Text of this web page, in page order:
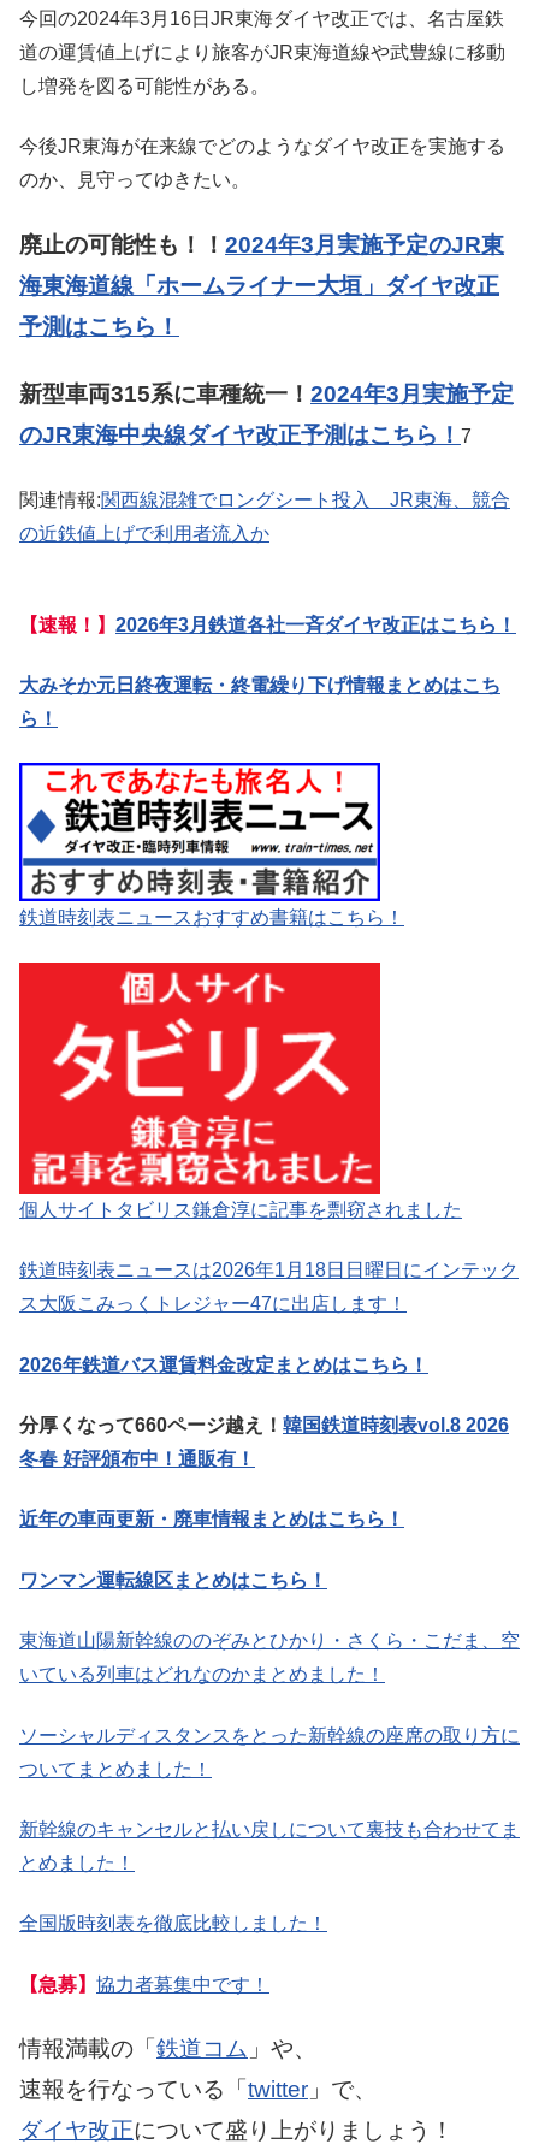
今回の2024年3月16日JR東海ダイヤ改正では、名古屋鉄
道の運賃値上げにより旅客がJR東海道線や武豊線に移動
し増発を図る可能性がある。
今後JR東海が在来線でどのようなダイヤ改正を実施する
のか、見守ってゆきたい。
廃止の可能性も！！ 2024年3月実施予定のJR東
海東海道線「ホームライナー大垣」ダイヤ改正
予測はこちら！
新型車両315系に車種統一！ 2024年3月実施予定
のJR東海中央線ダイヤ改正予測はこちら！ 7
関連情報:関西線混雑でロングシート投入 JR東海、競合
の近鉄値上げで利用者流入か
【速報！】 2026年3月鉄道各社一斉ダイヤ改正はこちら！
大みそか元日終夜運転・終電繰り下げ情報まとめはこち
ら！
鉄道時刻表ニュースおすすめ書籍はこちら！
個人サイトタビリス鎌倉淳に記事を剽窃されました
鉄道時刻表ニュースは2026年1月18日日曜日にインテック
ス大阪こみっくトレジャー47に出店します！
2026年鉄道バス運賃料金改定まとめはこちら！
分厚くなって660ページ越え！ 韓国鉄道時刻表vol.8 2026
冬春 好評頒布中！通販有！
近年の車両更新・廃車情報まとめはこちら！
ワンマン運転線区まとめはこちら！
東海道山陽新幹線ののぞみとひかり・さくら・こだま、空
いている列車はどれなのかまとめました！
ソーシャルディスタンスをとった新幹線の座席の取り方に
ついてまとめました！
新幹線のキャンセルと払い戻しについて裏技も合わせてま
とめました！
全国版時刻表を徹底比較しました！
【急募】 協力者募集中です！
情報満載の「 鉄道コム 」や、
速報を行なっている「 twitter 」で、
ダイヤ改正について盛り上がりましょう！